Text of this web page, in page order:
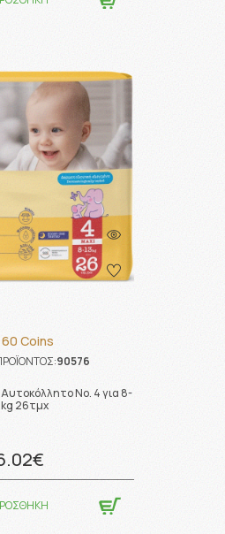
Coins
90576
No. 4 για 8-
26τμχ